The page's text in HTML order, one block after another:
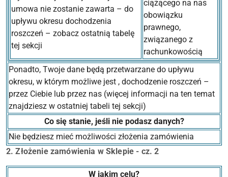
umowa nie zostanie zawarta – do
upływu okresu dochodzenia
roszczeń – zobacz ostatnią tabelę
tej sekcji
ciążącego na nas
obowiązku
prawnego,
związanego z
rachunkowością
Ponadto, Twoje dane będą przetwarzane do upływu
okresu, w którym możliwe jest , dochodzenie roszczeń –
przez Ciebie lub przez nas (więcej informacji na ten temat
znajdziesz w ostatniej tabeli tej sekcji)
Co się stanie, jeśli nie podasz danych?
Nie będziesz mieć możliwości złożenia zamówienia
2. Złożenie zamówienia w Sklepie - cz. 2
W jakim celu?